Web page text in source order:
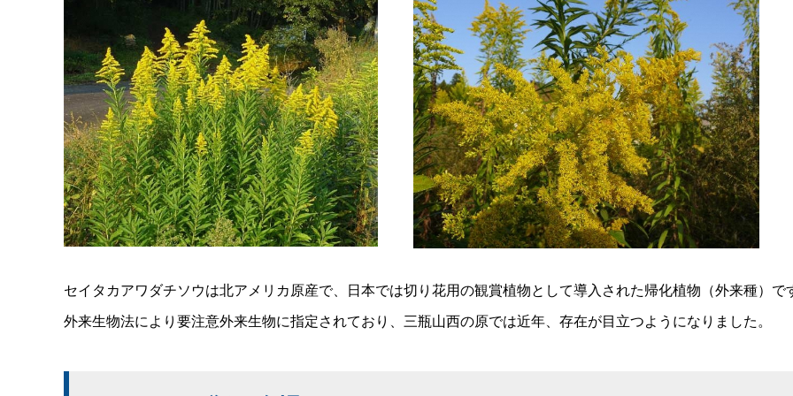
セイタカアワダチソウは北アメリカ原産で、日本では切り花用の観賞植物として導入された帰化植物（外来種）で
外来生物法により要注意外来生物に指定されており、三瓶山西の原では近年、存在が目立つようになりました。